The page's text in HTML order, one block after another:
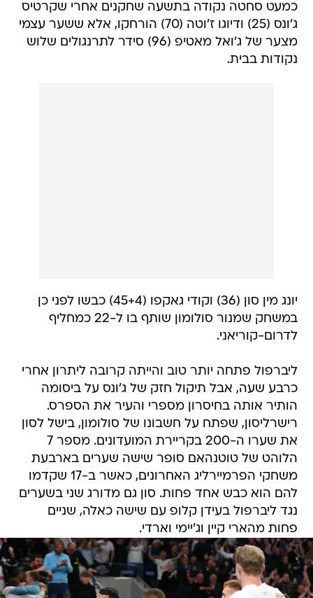
כמעט סחטה נקודה בתשעה שחקנים אחרי שקרטיס
ג'ונס (25) ודיוגו ז'וטה (70) הורחקו, אלא ששער עצמי
מצער של ג'ואל מאטיפ (96) סידר לתרנגולים שלוש
נקודות בבית.
יונג מין סון (36) וקודי גאקפו (45+4) כבשו לפני כן
במשחק שמנור סולומון שותף בו ל-22 כמחליף
לדרום-קוריאני.
ליברפול פתחה יותר טוב והייתה קרובה ליתרון אחרי
כרבע שעה, אבל תיקול חזק של ג'ונס על ביסומה
הותיר אותה בחיסרון מספרי והעיר את הספרס.
רישרליסון, שפתח על חשבונו של סולומון, בישל לסון
את שערו ה-200 בקריירת המועדונים. מספר 7
הלוהט של טוטנהאם סופר שישה שערים בארבעת
משחקי הפרמיירליג האחרונים, כאשר ב-17 שקדמו
להם הוא כבש אחד פחות. סון גם מדורג שני בשערים
נגד ליברפול בעידן קלופ עם שישה כאלה, שניים
פחות מהארי קיין וג'יימי וארדי.